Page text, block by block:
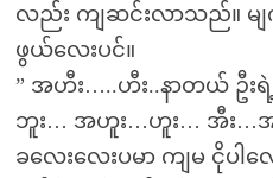
လည်း ကျဆင်းလာသည်။ မျ
ဖွယ်လေးပင်။
” အဟီး…..ဟီး..နာတယ် ဦး
ဘူး… အဟူး…ဟူး… အီး…
ခလေးလေးပမာ ကျမ ငိုပါ